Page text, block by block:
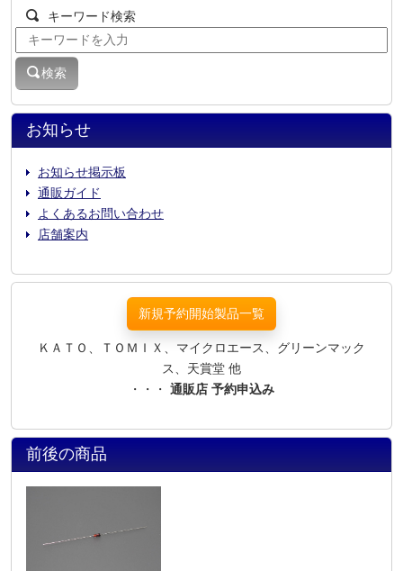
お知らせ
お知らせ掲示板
通販ガイド
よくあるお問い合わせ
店舗案内
キーワード検索
検索
新規予約開始製品一覧
ＫＡＴＯ、ＴＯＭＩＸ、マイクロエース、グリーンマック
ス、天賞堂 他
・・・ 通販店 予約申込み
前後の商品